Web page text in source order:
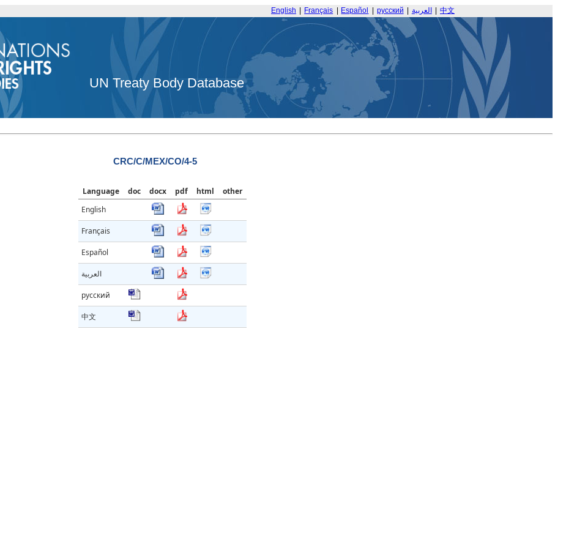
English Français Español русский العربية 中文
UN Treaty Body Database
CRC/C/MEX/CO/4-5
Language doc docx pdf html
other
English
Français
Español
العربية
русский
中文